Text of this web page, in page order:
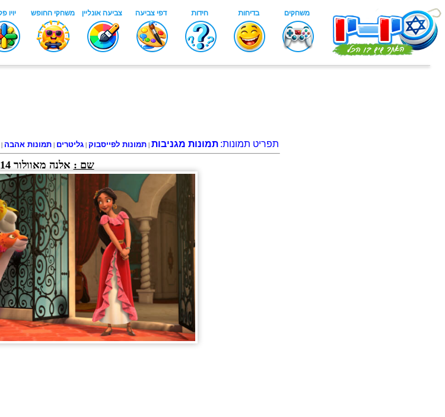
תפריט תמונות: תמונות מגניבות | תמונות לפייסבוק | גליטרים | תמונות אהבה |
שם : אלנה מאוולור 14